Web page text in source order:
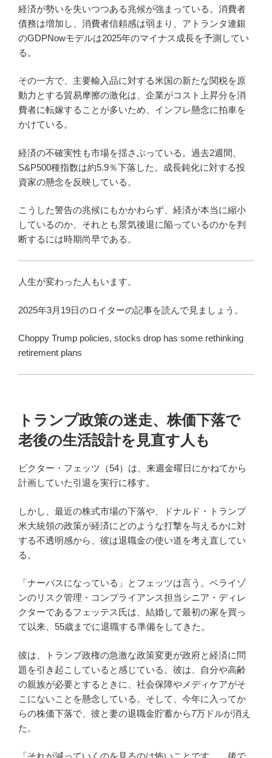
経済が勢いを失いつつある兆候が強まっている。消費者
債務は増加し、消費者信頼感は弱まり、アトランタ連銀
のGDPNowモデルは2025年のマイナス成長を予測してい
る。
その一方で、主要輸入品に対する米国の新たな関税を原
動力とする貿易摩擦の激化は、企業がコスト上昇分を消
費者に転嫁することが多いため、インフレ懸念に拍車を
かけている。
経済の不確実性も市場を揺さぶっている。過去2週間、
S&P500種指数は約5.9％下落した。成長鈍化に対する投
資家の懸念を反映している。
こうした警告の兆候にもかかわらず、経済が本当に縮小
しているのか、それとも景気後退に陥っているのかを判
断するには時期尚早である。
人生が変わった人もいます。
2025年3月19日のロイターの記事を読んで見ましょう。
Choppy Trump policies, stocks drop has some rethinking
retirement plans
トランプ政策の迷走、株価下落で
老後の生活設計を見直す人も
ビクター・フェッツ（54）は、来週金曜日にかねてから
計画していた引退を実行に移す。
しかし、最近の株式市場の下落や、ドナルド・トランプ
米大統領の政策が経済にどのような打撃を与えるかに対
する不透明感から、彼は退職金の使い道を考え直してい
る。
「ナーバスになっている」とフェッツは言う。ベライゾ
ンのリスク管理・コンプライアンス担当シニア・ディレ
クターであるフェッテス氏は、結婚して最初の家を買っ
て以来、55歳までに退職する準備をしてきた。
彼は、トランプ政権の急激な政策変更が政府と経済に問
題を引き起こしていると感じている。彼は、自分や高齢
の親族が必要とするときに、社会保障やメディケアがそ
こにないことを懸念している。そして、今年に入ってか
らの株価下落で、彼と妻の退職金貯蓄から7万ドルが消え
た。